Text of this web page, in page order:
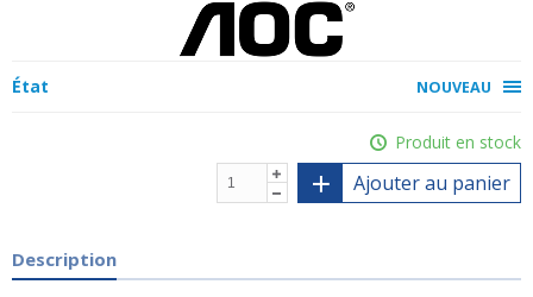
État NOUVEAU
Produit en stock
Ajouter au panier
Description